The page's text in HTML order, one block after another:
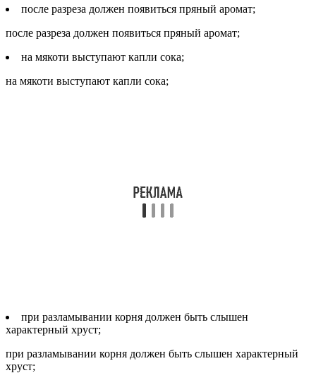
после разреза должен появиться пряный аромат;
после разреза должен появиться пряный аромат;
на мякоти выступают капли сока;
на мякоти выступают капли сока;
при разламывании корня должен быть слышен
характерный хруст;
при разламывании корня должен быть слышен характерный
хруст;